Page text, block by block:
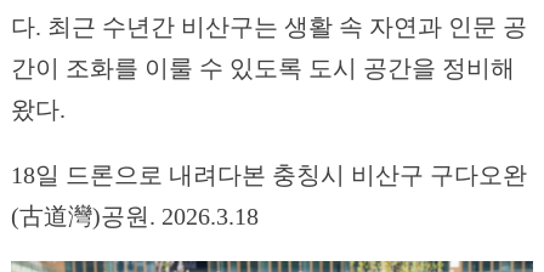
다. 최근 수년간 비산구는 생활 속 자연과 인문 공
간이 조화를 이룰 수 있도록 도시 공간을 정비해
왔다.
18일 드론으로 내려다본 충칭시 비산구 구다오완
(古道灣)공원. 2026.3.18